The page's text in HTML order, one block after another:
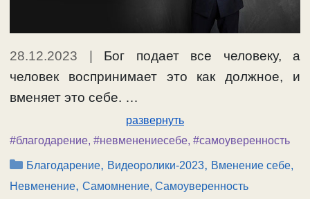
28.12.2023
Бог подает все человеку, а
человек воспринимает это как должное, и
вменяет это себе. …
развернуть
#благодарение, #невменениесебе, #самоуверенность
Рубрики
Благодарение, Видеоролики-2023, Вменение себе,
Невменение, Самомнение, Самоуверенность